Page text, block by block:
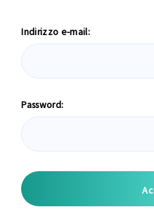
Indirizzo e-mail:
Password: